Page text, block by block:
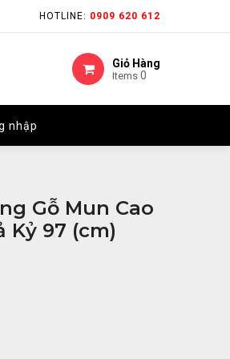
HOTLINE: 0909 620 612
Giỏ Hàng
Items 0
nhập
HOTLINE: 0909 620 612
Giỏ Hàng
Items 0
nhập
Gỗ Mun Cao
Kỷ 97 (cm)